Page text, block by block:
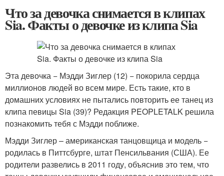
Что за девочка снимается в клипах
Sia. Факты о девочке из клипа Sia
Эта девочка − Мэдди Зиглер (12) − покорила сердца
миллионов людей во всем мире. Есть такие, кто в
домашних условиях не пытались повторить ее танец из
клипа певицы Sia (39)? Редакция PEOPLETALK решила
познакомить тебя с Мэдди поближе.
Мэдди Зиглер – американская танцовщица и модель −
родилась в Питтсбурге, штат Пенсильвания (США). Ее
родители развелись в 2011 году, объяснив это тем, что